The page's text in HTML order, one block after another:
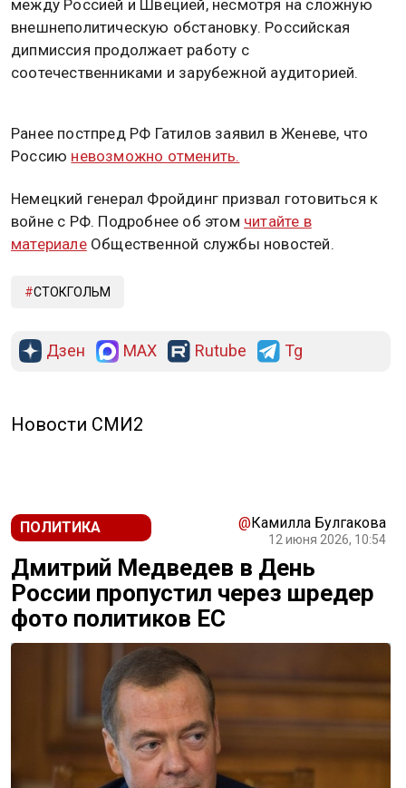
между Россией и Швецией, несмотря на сложную
внешнеполитическую обстановку. Российская
дипмиссия продолжает работу с
соотечественниками и зарубежной аудиторией.
Ранее постпред РФ Гатилов заявил в Женеве, что
Россию невозможно отменить.
Немецкий генерал Фройдинг призвал готовиться к
войне с РФ. Подробнее об этом читайте в
материалеОбщественной службы новостей.
СТОКГОЛЬМ
Дзен MAX Rutube Tg
Новости СМИ2
ПОЛИТИКА @Камилла Булгакова
12 июня 2026, 10:54
Дмитрий Медведев в День
России пропустил через шредер
фото политиков ЕС